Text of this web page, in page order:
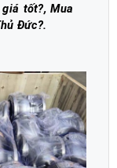
tốt?, Mua
Đức?.